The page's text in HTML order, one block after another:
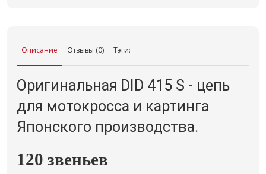
Описание Отзывы (0) Тэги:
Оригинальная DID 415 S - цепь
для мотокросса и картинга
Японского производства.
120 звеньев